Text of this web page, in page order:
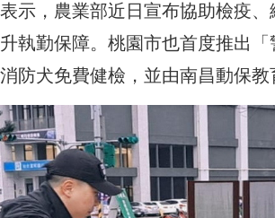
示，農業部近日宣布協助檢疫
執勤保障。桃園市也首度推出
防犬免費健檢，並由南昌動保教